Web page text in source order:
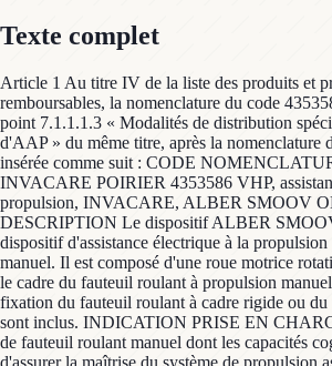
Texte complet
Article 1 Au titre IV de la liste des produits et
remboursables, la nomenclature du code
point 7.1.1.1.3 « Modalités de distribution
d'AAP » du même titre, après la nomenclature
insérée comme suit : CODE
INVACARE POIRIER 4353586 VHP,
propulsion, INVACARE, ALBER SMOOV
DESCRIPTION Le dispositif ALBER
dispositif d'assistance électrique à la
manuel. Il est composé d'une roue motrice
le cadre du fauteuil roulant à propulsion
fixation du fauteuil roulant à cadre rigide ou
sont inclus. INDICATION PRISE EN
de fauteuil roulant manuel dont les capacités